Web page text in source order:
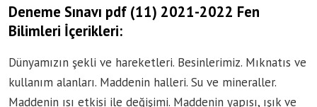
Deneme Sınavı pdf (11) 2021-2022 Fen
Bilimleri İçerikleri:
Dünyamızın şekli ve hareketleri. Besinlerimiz. Mıknatıs ve
kullanım alanları. Maddenin halleri. Su ve mineraller.
Maddenin ısı etkisi ile değişimi. Maddenin yapısı, ışık ve